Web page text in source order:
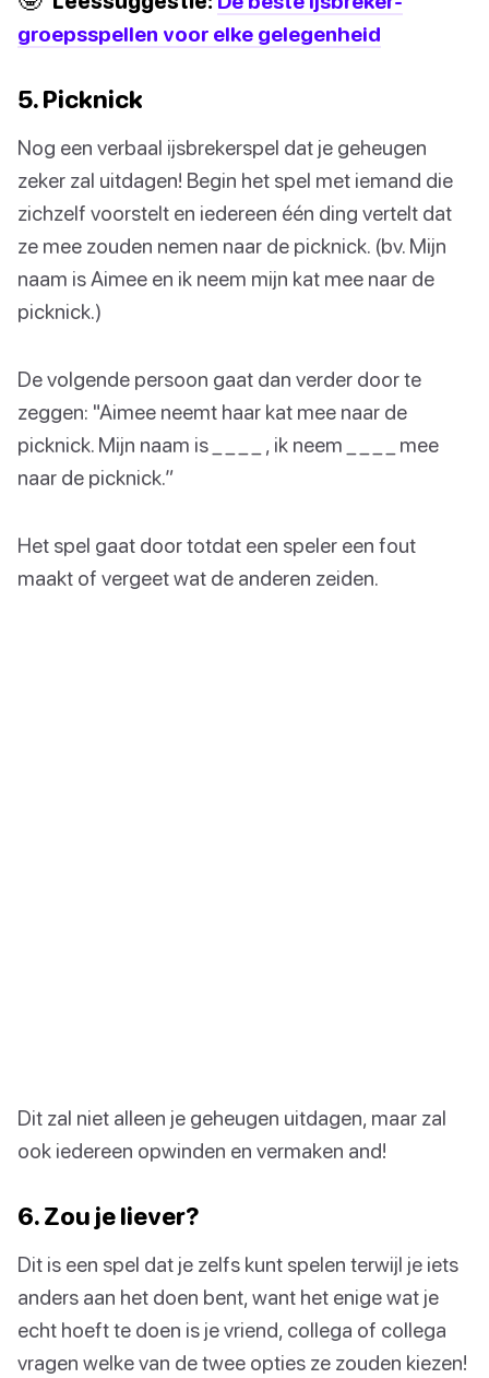
groepsspellen voor elke gelegenheid
5. Picknick
Nog een verbaal ijsbrekerspel dat je geheugen
zeker zal uitdagen! Begin het spel met iemand die
zichzelf voorstelt en iedereen één ding vertelt dat
ze mee zouden nemen naar de picknick. (bv. Mijn
naam is Aimee en ik neem mijn kat mee naar de
picknick.)
De volgende persoon gaat dan verder door te
zeggen: "Aimee neemt haar kat mee naar de
picknick. Mijn naam is _ _ _ _ , ik neem _ _ _ _ mee
naar de picknick.”
Het spel gaat door totdat een speler een fout
maakt of vergeet wat de anderen zeiden.
Dit zal niet alleen je geheugen uitdagen, maar zal
ook iedereen opwinden en vermaken and!
6. Zou je liever?
Dit is een spel dat je zelfs kunt spelen terwijl je iets
anders aan het doen bent, want het enige wat je
echt hoeft te doen is je vriend, collega of collega
vragen welke van de twee opties ze zouden kiezen!